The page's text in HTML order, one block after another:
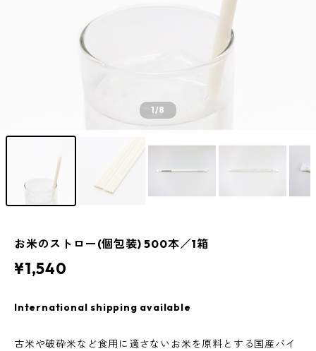
1/8
お米のストロー(個包装) 500本／1箱
¥1,540
International shipping available
古米や破砕米など食用に適さないお米を原料とする国産バイ